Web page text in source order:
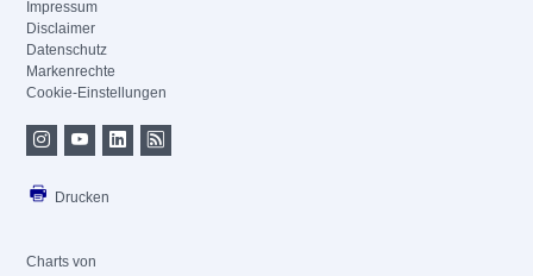
Impressum
Disclaimer
Datenschutz
Markenrechte
Cookie-Einstellungen
Drucken
Charts von